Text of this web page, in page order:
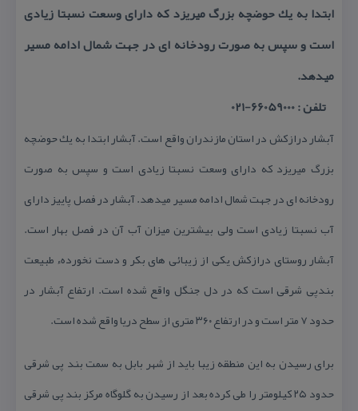
ابتدا به یك حوضچه بزرگ میریزد كه دارای وسعت نسبتا زیادی
است و سپس به صورت رودخانه ای در جهت شمال ادامه مسیر
میدهد.
تلفن : 66059000-021
آبشار درازكش در استان مازندران واقع است. آبشار ابتدا به یك حوضچه
بزرگ میریزد كه دارای وسعت نسبتا زیادی است و سپس به صورت
رودخانه ای در جهت شمال ادامه مسیر میدهد. آبشار در فصل پاییز دارای
آب نسبتا زیادی است ولی بیشترین میزان آب آن در فصل بهار است.
آبشار روستای درازكش یكی از زیبائی های بكر و دست نخوردهء‌ طبیعت
بندپی شرقی است كه در دل جنگل واقع شده است. ارتفاع آبشار در
حدود ۷ متر است و در ارتفاع ۳۶۰ متری از سطح دریا واقع شده است.
برای رسیدن به این منطقه زیبا باید از شهر بابل به سمت بند پی شرقی
حدود ۲۵ كیلومتر را طی كرده بعد از رسیدن به گلوگاه مركز بند پی شرقی